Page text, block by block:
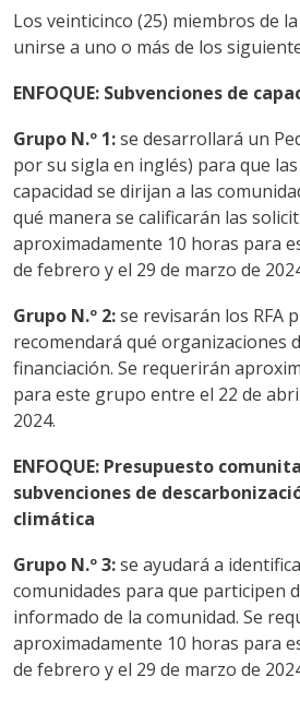
Los veinticinco (25) miembros de
unirse a uno o más de los
ENFOQUE: Subvenciones de
Grupo N.º 1:se desarrollará un
por su sigla en inglés) para que
capacidad se dirijan a las
qué manera se calificarán las
aproximadamente 10 horas para
de febrero y el 29 de marzo de
Grupo N.º 2:se revisarán los RFA
recomendará qué organizaciones
financiación. Se requerirán
para este grupo entre el 22 de
2024.
ENFOQUE: Presupuesto
subvenciones de
climática
Grupo N.º 3:se ayudará a
comunidades para que participen
informado de la comunidad. Se
aproximadamente 10 horas para
de febrero y el 29 de marzo de